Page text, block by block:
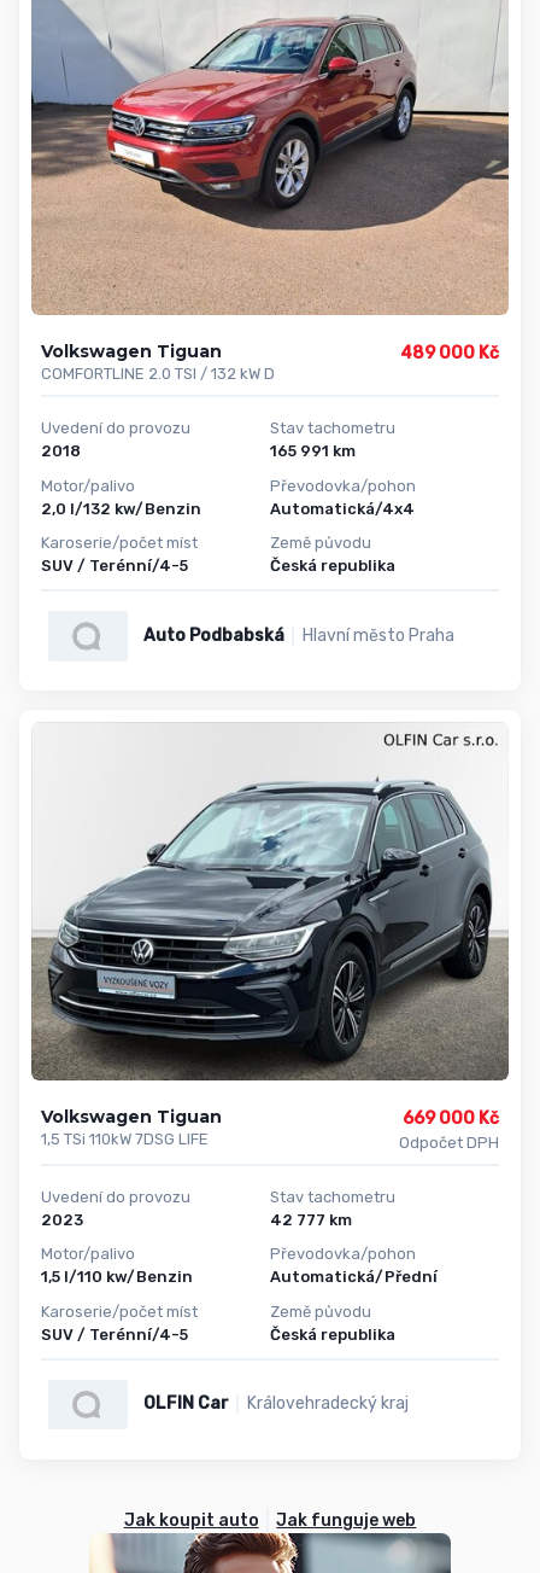
Volkswagen Tiguan
COMFORTLINE 2.0 TSI / 132 kW D
489 000 Kč
Uvedení do provozu
2018
Motor/palivo
2,0 l/132 kw/Benzin
Karoserie/počet míst
SUV / Terénní/4-5
Stav tachometru
165 991 km
Převodovka/pohon
Automatická/4x4
Země původu
Česká republika
Auto Podbabská Hlavní město Praha
Volkswagen Tiguan
1,5 TSi 110kW 7DSG LIFE
669 000 Kč
Odpočet DPH
Uvedení do provozu
2023
Motor/palivo
1,5 l/110 kw/Benzin
Karoserie/počet míst
SUV / Terénní/4-5
Stav tachometru
42 777 km
Převodovka/pohon
Automatická/Přední
Země původu
Česká republika
OLFIN Car Královehradecký kraj
Jak koupit auto Jak funguje web